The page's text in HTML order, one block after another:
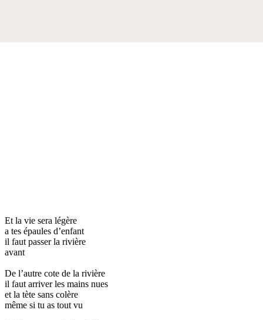
Et la vie sera légère
a tes épaules d’enfant
il faut passer la rivière
avant
De l’autre cote de la rivière
il faut arriver les mains nues
et la tète sans colère
même si tu as tout vu